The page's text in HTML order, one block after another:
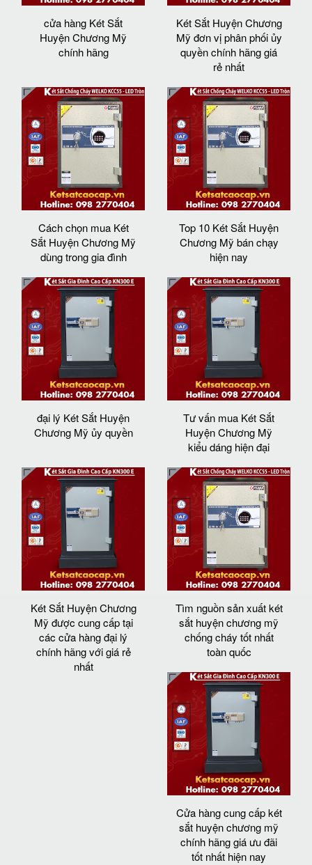
cửa hàng Két Sắt
Huyện Chương Mỹ
chính hãng
Két Sắt Huyện Chương
Mỹ đơn vị phân phối ủy
quyền chính hãng giá
rẻ nhất
Cách chọn mua Két
Sắt Huyện Chương Mỹ
dùng trong gia đình
Top 10 Két Sắt Huyện
Chương Mỹ bán chạy
hiện nay
đại lý Két Sắt Huyện
Chương Mỹ ủy quyền
Tư vấn mua Két Sắt
Huyện Chương Mỹ
kiểu dáng hiện đại
Két Sắt Huyện Chương
Mỹ được cung cấp tại
các cửa hàng đại lý
chính hãng với giá rẻ
nhất
Tìm nguồn sản xuất két
sắt huyện chương mỹ
chống cháy tốt nhất
toàn quốc
Cửa hàng cung cấp két
sắt huyện chương mỹ
chính hãng giá ưu đãi
tốt nhất hiện nay